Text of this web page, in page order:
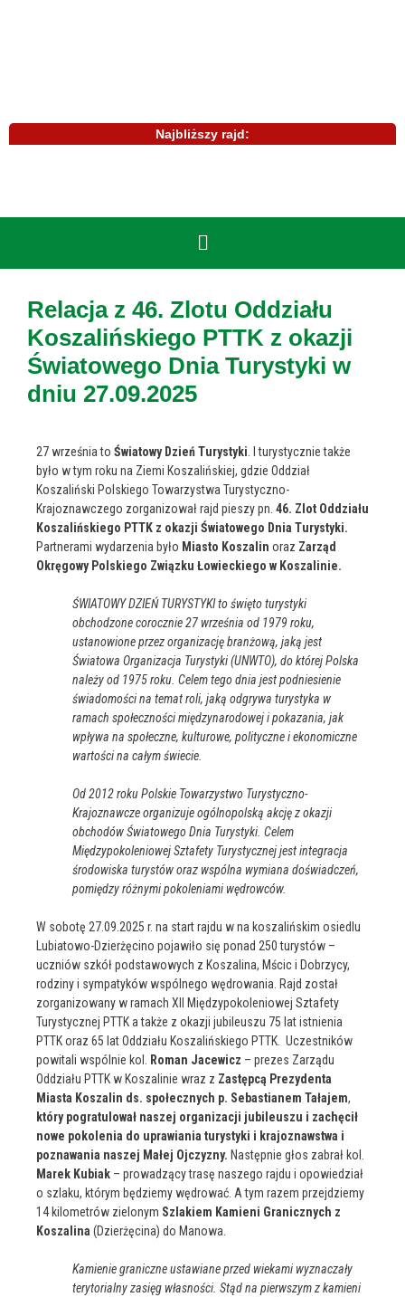
Najbliższy rajd:
Relacja z 46. Zlotu Oddziału
Koszalińskiego PTTK z okazji
Światowego Dnia Turystyki w
dniu 27.09.2025
27 września to Światowy Dzień Turystyki. I turystycznie także
było w tym roku na Ziemi Koszalińskiej, gdzie Oddział
Koszaliński Polskiego Towarzystwa Turystyczno-
Krajoznawczego zorganizował rajd pieszy pn. 46. Zlot Oddziału
Koszalińskiego PTTK z okazji Światowego Dnia Turystyki.
Partnerami wydarzenia było Miasto Koszalin oraz Zarząd
Okręgowy Polskiego Związku Łowieckiego w Koszalinie.
ŚWIATOWY DZIEŃ TURYSTYKI to święto turystyki
obchodzone corocznie 27 września od 1979 roku,
ustanowione przez organizację branżową, jaką jest
Światowa Organizacja Turystyki (UNWTO), do której Polska
należy od 1975 roku. Celem tego dnia jest podniesienie
świadomości na temat roli, jaką odgrywa turystyka w
ramach społeczności międzynarodowej i pokazania, jak
wpływa na społeczne, kulturowe, polityczne i ekonomiczne
wartości na całym świecie.
Od 2012 roku Polskie Towarzystwo Turystyczno-
Krajoznawcze organizuje ogólnopolską akcję z okazji
obchodów Światowego Dnia Turystyki. Celem
Międzypokoleniowej Sztafety Turystycznej jest integracja
środowiska turystów oraz wspólna wymiana doświadczeń,
pomiędzy różnymi pokoleniami wędrowców.
W sobotę 27.09.2025 r. na start rajdu w na koszalińskim osiedlu
Lubiatowo-Dzierżęcino pojawiło się ponad 250 turystów –
uczniów szkół podstawowych z Koszalina, Mścic i Dobrzycy,
rodziny i sympatyków wspólnego wędrowania. Rajd został
zorganizowany w ramach XII Międzypokoleniowej Sztafety
Turystycznej PTTK a także z okazji jubileuszu 75 lat istnienia
PTTK oraz 65 lat Oddziału Koszalińskiego PTTK. Uczestników
powitali wspólnie kol. Roman Jacewicz – prezes Zarządu
Oddziału PTTK w Koszalinie wraz z Zastępcą Prezydenta
Miasta Koszalin ds. społecznych p. Sebastianem Tałajem,
który pogratulował naszej organizacji jubileuszu i zachęcił
nowe pokolenia do uprawiania turystyki i krajoznawstwa i
poznawania naszej Małej Ojczyzny. Następnie głos zabrał kol.
Marek Kubiak – prowadzący trasę naszego rajdu i opowiedział
o szlaku, którym będziemy wędrować. A tym razem przejdziemy
14 kilometrów zielonym Szlakiem Kamieni Granicznych z
Koszalina (Dzierżęcina) do Manowa.
Kamienie graniczne ustawiane przed wiekami wyznaczały
terytorialny zasięg własności. Stąd na pierwszym z kamieni